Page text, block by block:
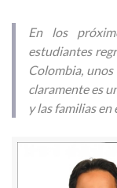
En los
estudiantes
Colombia,
claramente es
y las familias en